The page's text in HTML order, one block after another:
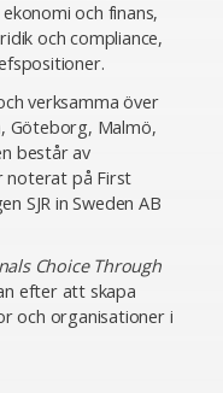
och finans,
och compliance,
verksamma över
Göteborg, Malmö,
består av
noterat på First
SJR in Sweden AB
Choice Through
efter att skapa
och organisationer i